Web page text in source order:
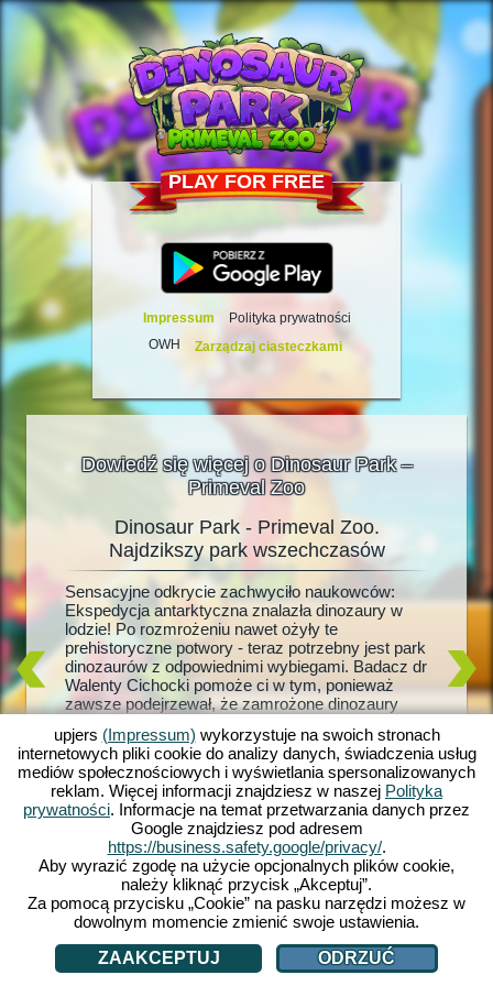
PLAY FOR FREE
Impressum
Polityka prywatności
OWH
Zarządzaj ciasteczkami
Dowiedź się więcej o Dinosaur Park –
Primeval Zoo
i leśne
i
Na
Dinosaur Park - Primeval Zoo.
Najdzikszy park wszechczasów
Sensacyjne odkrycie zachwyciło naukowców:
Ekspedycja antarktyczna znalazła dinozaury w
lodzie! Po rozmrożeniu nawet ożyły te
prehistoryczne potwory - teraz potrzebny jest park
dinozaurów z odpowiednimi wybiegami. Badacz dr
Walenty Cichocki pomoże ci w tym, ponieważ
zawsze podejrzewał, że zamrożone dinozaury
mu się również odkryć sekret zaginięcia swojej
żony? Rozpocznij swoją prehistoryczną przygodę
już teraz z Dinosaur Park - Primeval Zoo!
Żywe
Twoje
sprzęt
więcej
stanie
a swój
upjers (Impressum) wykorzystuje na swoich stronach
internetowych pliki cookie do analizy danych, świadczenia usług
mediów społecznościowych i wyświetlania spersonalizowanych
reklam. Więcej informacji znajdziesz w naszej Polityka
prywatności. Informacje na temat przetwarzania danych przez
Google znajdziesz pod adresem
https://business.safety.google/privacy/.
Aby wyrazić zgodę na użycie opcjonalnych plików cookie,
należy kliknąć przycisk „Akceptuj”.
Za pomocą przycisku „Cookie” na pasku narzędzi możesz w
dowolnym momencie zmienić swoje ustawienia.
ZAAKCEPTUJ
ODRZUĆ